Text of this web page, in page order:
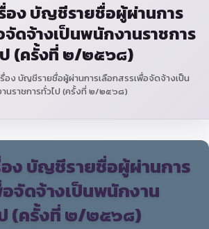
อง บัญชีรายชื่อผู้ผ่านการ
จัดจ้างเป็นพนักงานราชการ
(ครั้งที่ ๒/๒๕๖๘)
รื่อง บัญชีรายชื่อผู้ผ่านการเลือกสรรเพื่อจัดจ้างเป็น
นราชการทั่วไป (ครั้งที่ ๒/๒๕๖๘)
อง บัญชีรายชื่อผู้ผ่านการ
จัดจ้างเป็นพนักงาน
ป (ครั้งที่ ๒/๒๕๖๘)